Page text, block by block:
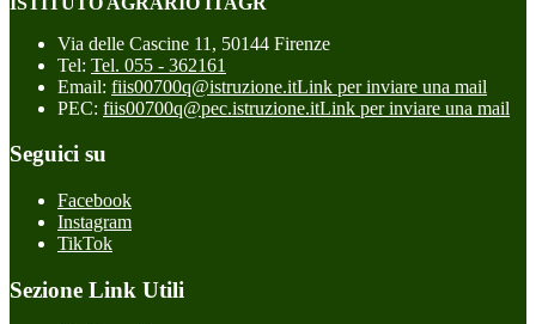
Via delle Cascine 11, 50144 Firenze
Tel: Tel. 055 - 362161
Email: fiis00700q@istruzione.itLink per inviare una mail
PEC: fiis00700q@pec.istruzione.itLink per inviare una mail
Seguici su
Facebook
Instagram
TikTok
Sezione Link Utili